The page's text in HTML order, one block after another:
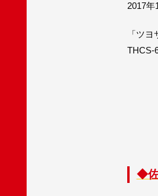
2017年
「ツ
THCS-
◆佐